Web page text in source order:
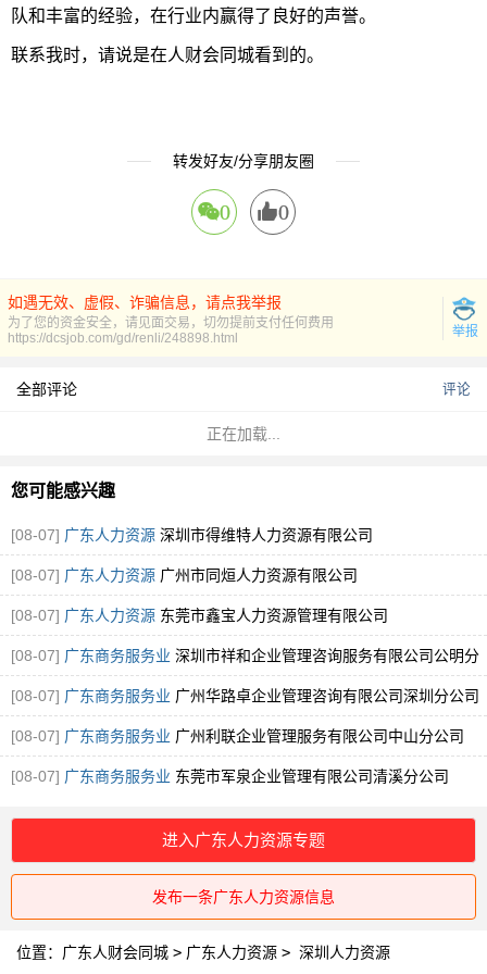
队和丰富的经验，在行业内赢得了良好的声誉。
联系我时，请说是在人财会同城看到的。
转发好友/分享朋友圈
0 0
如遇无效、虚假、诈骗信息，请点我举报
为了您的资金安全，请见面交易，切勿提前支付任何费用
举报
https://dcsjob.com/gd/renli/248898.html
全部评论 评论
正在加载...
您可能感兴趣
[08-07] 广东人力资源 深圳市得维特人力资源有限公司
[08-07] 广东人力资源 广州市同烜人力资源有限公司
[08-07] 广东人力资源 东莞市鑫宝人力资源管理有限公司
[08-07] 广东商务服务业 深圳市祥和企业管理咨询服务有限公司公明分
公司
[08-07] 广东商务服务业 广州华路卓企业管理咨询有限公司深圳分公司
[08-07] 广东商务服务业 广州利联企业管理服务有限公司中山分公司
[08-07] 广东商务服务业 东莞市军泉企业管理有限公司清溪分公司
进入广东人力资源专题
发布一条广东人力资源信息
位置： 广东人财会同城 > 广东人力资源 > 深圳人力资源